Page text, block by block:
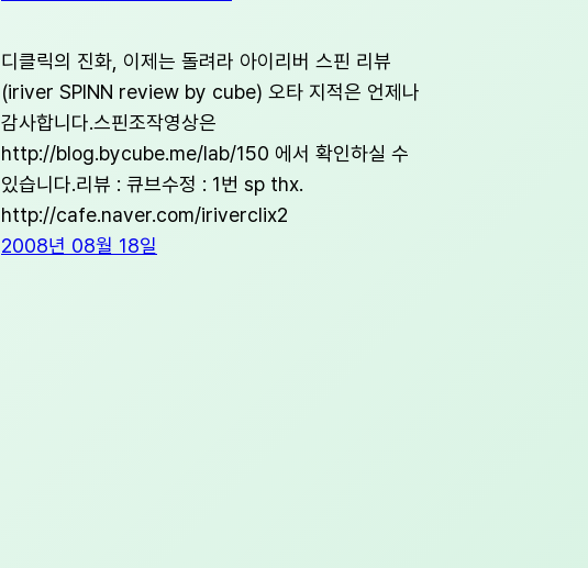
디클릭의 진화, 이제는 돌려라 아이리버 스핀 리뷰
(iriver SPINN review by cube) 오타 지적은 언제나
감사합니다.스핀조작영상은
http://blog.bycube.me/lab/150 에서 확인하실 수
있습니다.리뷰 : 큐브수정 : 1번 sp thx.
http://cafe.naver.com/iriverclix2
2008년 08월 18일